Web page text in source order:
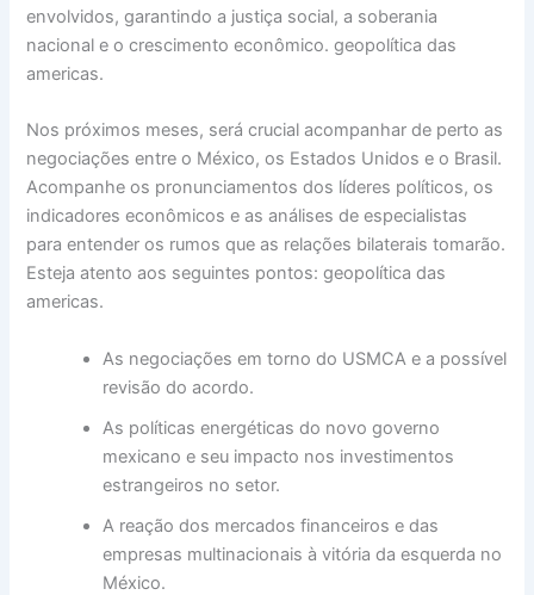
envolvidos, garantindo a justiça social, a soberania
nacional e o crescimento econômico. geopolítica das
americas.
Nos próximos meses, será crucial acompanhar de perto as
negociações entre o México, os Estados Unidos e o Brasil.
Acompanhe os pronunciamentos dos líderes políticos, os
indicadores econômicos e as análises de especialistas
para entender os rumos que as relações bilaterais tomarão.
Esteja atento aos seguintes pontos: geopolítica das
americas.
As negociações em torno do USMCA e a possível
revisão do acordo.
As políticas energéticas do novo governo
mexicano e seu impacto nos investimentos
estrangeiros no setor.
A reação dos mercados financeiros e das
empresas multinacionais à vitória da esquerda no
México.